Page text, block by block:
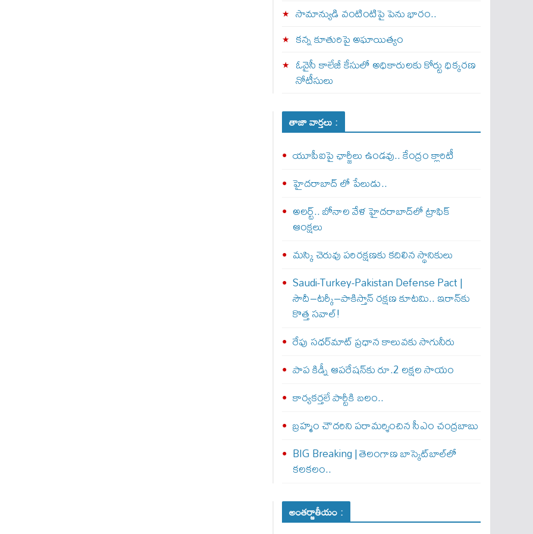
సామాన్యుడి వంటింటిపై పెను భారం..
కన్న కూతురిపై అఘాయిత్యం
ఓవైసీ కాలేజీ కేసులో అధికారులకు కోర్టు ధిక్కరణ
నోటీసులు
తాజా వార్తలు :
యూపీఐపై ఛార్జీలు ఉండవు.. కేంద్రం క్లారిటీ
హైదరాబాద్ లో పేలుడు..
అలర్ట్‌.. బోనాల వేళ హైదరాబాద్‌లో ట్రాఫిక్‌
ఆంక్షలు
మస్కి చెరువు పరిరక్షణకు కదిలిన స్థానికులు
Saudi-Turkey-Pakistan Defense Pact |
సౌదీ–టర్కీ–పాకిస్తాన్ రక్షణ కూటమి.. ఇరాన్‌కు
కొత్త సవాల్!
రేపు సధర్‌మాట్‌ ప్రధాన కాలువకు సాగునీరు
పాప కిడ్నీ ఆపరేషన్‌కు రూ.2 లక్షల సాయం
కార్యకర్తలే పార్టీకి బలం..
బ్రహ్మం చౌదరిని పరామర్శించిన సీఎం చంద్రబాబు
BIG Breaking | తెలంగాణ బాస్కెట్‌బాల్‌లో
కలకలం..
అంతర్జాతీయం :